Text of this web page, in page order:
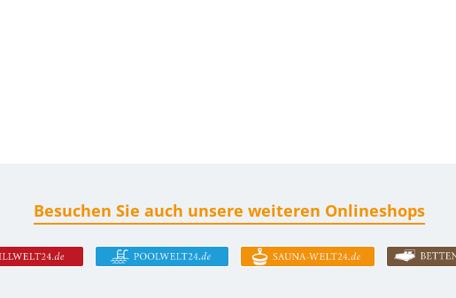
Besuchen Sie auch unsere weiteren Onlineshops